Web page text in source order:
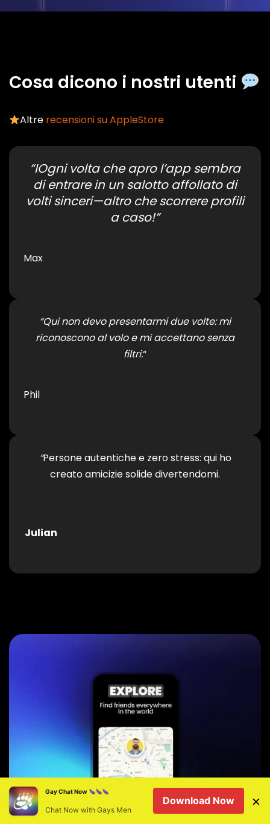
Cosa dicono i nostri utenti
Altre recensioni su AppleStore
“IOgni volta che apro l’app sembra
di entrare in un salotto affollato di
volti sinceri—altro che scorrere profili
a caso!”
Max
“Qui non devo presentarmi due volte: mi
riconoscono al volo e mi accettano senza
filtri.“
Phil
“Persone autentiche e zero stress: qui ho
creato amicizie solide divertendomi.
Julian
Gay Chat Now
Chat Now with Gays Men
Download Now ×